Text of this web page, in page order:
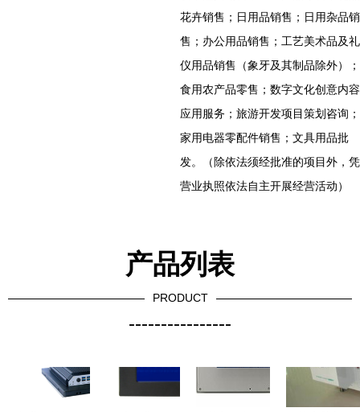
花卉销售；日用品销售；日用杂品销
售；办公用品销售；工艺美术品及礼
仪用品销售（象牙及其制品除外）；
食用农产品零售；数字文化创意内容
应用服务；旅游开发项目策划咨询；
家用电器零配件销售；文具用品批
发。（除依法须经批准的项目外，凭
营业执照依法自主开展经营活动）
产品列表
PRODUCT
----------------